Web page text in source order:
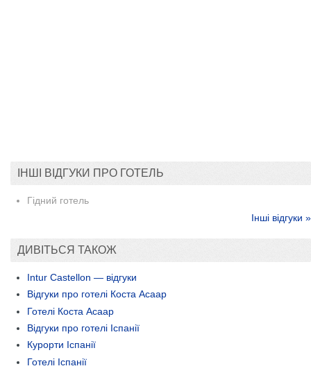
ІНШІ ВІДГУКИ ПРО ГОТЕЛЬ
Гідний готель
Інші відгуки »
ДИВІТЬСЯ ТАКОЖ
Intur Castellon — відгуки
Відгуки про готелі Коста Асаар
Готелі Коста Асаар
Відгуки про готелі Іспанії
Курорти Іспанії
Готелі Іспанії